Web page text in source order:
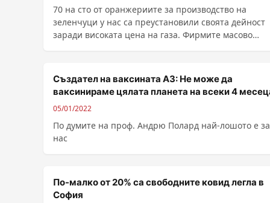
70 на сто от оранжериите за производство на
зеленчуци у нас са преустановили своята дейност
заради високата цена на газа. Фирмите масово
Създател на ваксината АЗ: Не може да
ваксинираме цялата планета на всеки 4
05/01/2022
По думите на проф. Андрю Полард най-лошото е
нас
По-малко от 20% са свободните ковид легла в
София